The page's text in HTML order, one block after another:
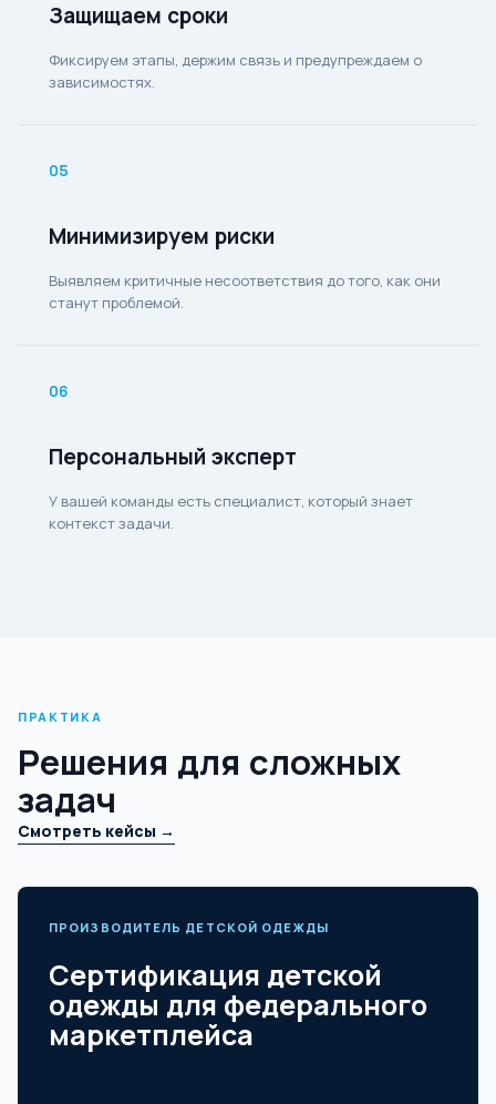
Защищаем сроки
Фиксируем этапы, держим связь и предупреждаем о
зависимостях.
05
Минимизируем риски
Выявляем критичные несоответствия до того, как они
станут проблемой.
06
Персональный эксперт
У вашей команды есть специалист, который знает
контекст задачи.
ПРАКТИКА
Решения для сложных
задач
Смотреть кейсы →
ПРОИЗВОДИТЕЛЬ ДЕТСКОЙ ОДЕЖДЫ
Сертификация детской
одежды для федерального
маркетплейса